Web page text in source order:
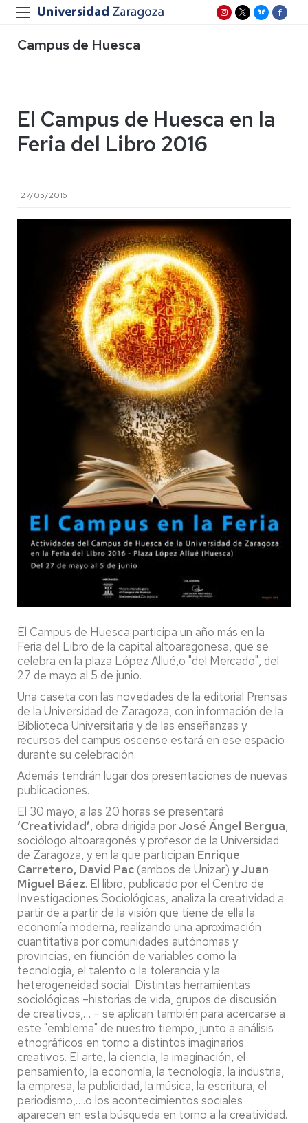
Campus de Huesca
El Campus de Huesca en la
Feria del Libro 2016
27/05/2016
El Campus de Huesca participa un año más en la
Feria del Libro de la capital altoaragonesa, que se
celebra en la plaza López Allué,o "del Mercado", del
27 de mayo al 5 de junio.
Una caseta con las novedades de la editorial Prensas
de la Universidad de Zaragoza, con información de la
Biblioteca Universitaria y de las enseñanzas y
recursos del campus oscense estará en ese espacio
durante su celebración.
Además tendrán lugar dos presentaciones de nuevas
publicaciones.
El 30 mayo, a las 20 horas se presentará
‘Creatividad’, obra dirigida porJosé Ángel Bergua,
sociólogo altoaragonés y profesor de la Universidad
de Zaragoza, y en la que participan Enrique
Carretero, David Pac(ambos de Unizar) y Juan
Miguel Báez. El libro, publicado por el Centro de
Investigaciones Sociológicas, analiza la creatividad a
partir de a partir de la visión que tiene de ella la
economía moderna, realizando una aproximación
cuantitativa por comunidades autónomas y
provincias, en fiunción de variables como la
tecnología, el talento o la tolerancia y la
heterogeneidad social. Distintas herramientas
sociológicas –historias de vida, grupos de discusión
de creativos,… – se aplican también para acercarse a
este "emblema" de nuestro tiempo, junto a análisis
etnográficos en torno a distintos imaginarios
creativos. El arte, la ciencia, la imaginación, el
pensamiento, la economía, la tecnología, la industria,
la empresa, la publicidad, la música, la escritura, el
periodismo,….o los acontecimientos sociales
aparecen en esta búsqueda en torno a la creatividad.